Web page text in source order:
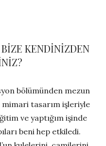
KENDİNİZDEN
bölümünden mezun
tasarım işleriyle
ve yaptığım işinde
beni hep etkiledi.